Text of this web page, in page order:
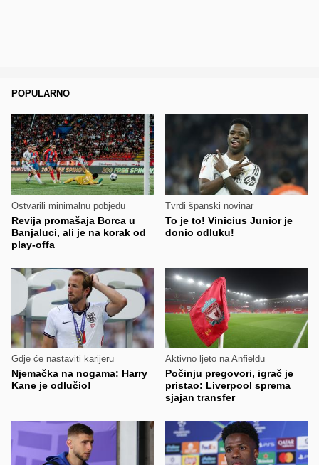
POPULARNO
Ostvarili minimalnu pobjedu
Revija promašaja Borca u
Banjaluci, ali je na korak od
play-offa
Tvrdi španski novinar
To je to! Vinicius Junior je
donio odluku!
Gdje će nastaviti karijeru
Njemačka na nogama: Harry
Kane je odlučio!
Aktivno ljeto na Anfieldu
Počinju pregovori, igrač je
pristao: Liverpool sprema
sjajan transfer